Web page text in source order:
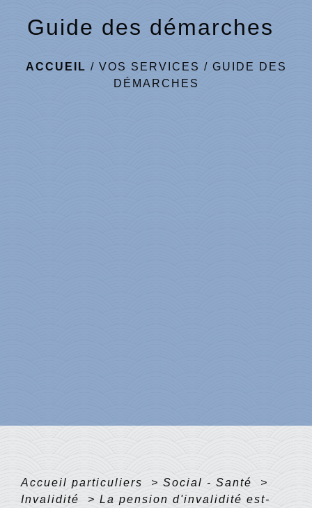
Guide des démarches
ACCUEIL / VOS SERVICES / GUIDE DES
DÉMARCHES
Accueil particuliers > Social - Santé
>
Invalidité
> La pension d'invalidité est-